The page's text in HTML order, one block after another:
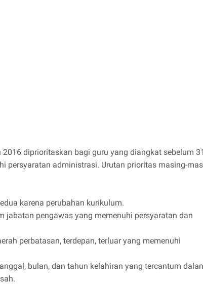
diprioritaskan bagi guru yang diangkat sebelum 31
persyaratan administrasi. Urutan prioritas masing-
karena perubahan kurikulum.
jabatan pengawas yang memenuhi persyaratan dan
perbatasan, terdepan, terluar yang memenuhi
bulan, dan tahun kelahiran yang tercantum